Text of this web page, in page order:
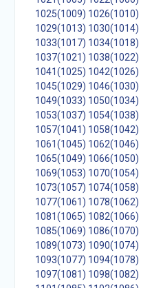
1025(1009) 1026(1010)
1029(1013) 1030(1014)
1033(1017) 1034(1018)
1037(1021) 1038(1022)
1041(1025) 1042(1026)
1045(1029) 1046(1030)
1049(1033) 1050(1034)
1053(1037) 1054(1038)
1057(1041) 1058(1042)
1061(1045) 1062(1046)
1065(1049) 1066(1050)
1069(1053) 1070(1054)
1073(1057) 1074(1058)
1077(1061) 1078(1062)
1081(1065) 1082(1066)
1085(1069) 1086(1070)
1089(1073) 1090(1074)
1093(1077) 1094(1078)
1097(1081) 1098(1082)